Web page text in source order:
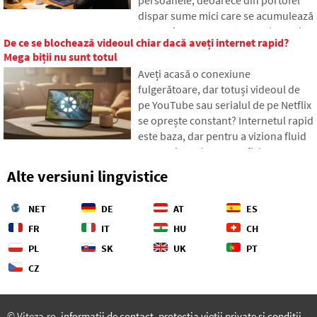
dispar sume mici care se acumulează
treptat în sume neașteptat de mari.
În text ne bazăm pe date proaspete
uriașă dintre estimările noastre și
realitate și oferim patru pași concreți
pentru a avea cheltuielile sub un
control mai mare.
De ce se blochează videoul chiar dacă aveți internet rapid?
Mega biții nu sunt totul
Aveți acasă o conexiune
fulgerătoare, dar totuși videoul de
pe YouTube sau serialul de pe Netflix
se oprește constant? Internetul rapid
este baza, dar pentru a viziona fluid
nu este întotdeauna suficient.
Problema este de obicei cache-ul gol
care nu reușește să furnizeze
Vedeți cum să identificați punctele
slabe din rețeaua dvs. și ce să faceți
când teoria providerului eșuează în
Alte versiuni lingvistice
NET DE AT
ES
FR
IT HU
CH
PL
SK UK
PT
CZ